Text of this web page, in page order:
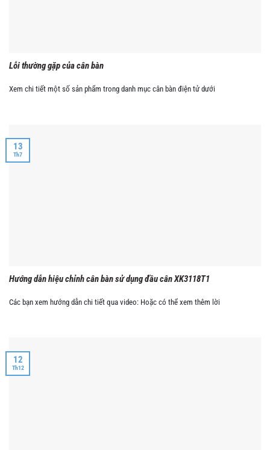
Lỗi thường gặp của cân bàn
Xem chi tiết một số sản phẩm trong danh mục cân bàn điện tử dưới
Hướng dẫn hiệu chỉnh cân bàn sử dụng đầu cân XK3118T1
Các bạn xem hướng dẫn chi tiết qua video: Hoặc có thể xem thêm lời
13
Th7
12
Th12